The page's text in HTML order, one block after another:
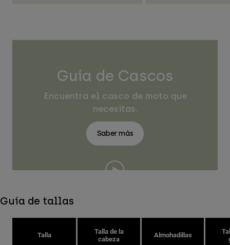
Guía de Cascos
Encuentra el casco de moto que
necesitas.
Saber más
Guía de tallas
Talla
Talla de la
cabeza
Almohadillas